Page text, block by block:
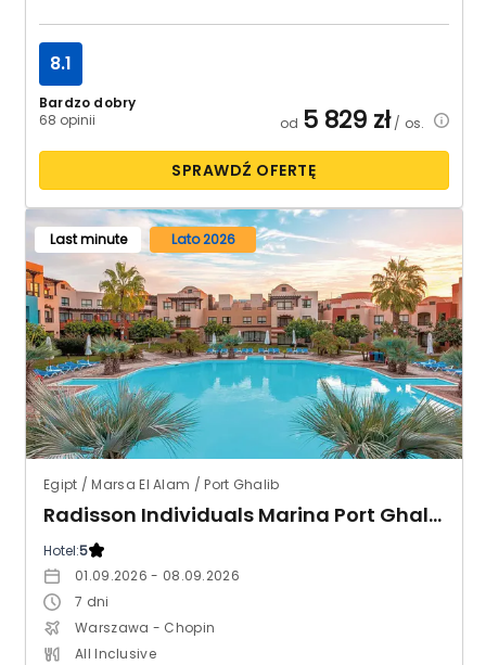
Bardzo dobry
68 opinii
8.1
od 5 829 zł/ os.
SPRAWDŹ OFERTĘ
Last minute Lato 2026
Egipt / Marsa El Alam / Port Ghalib
Radisson Individuals Marina Port Ghalib (ex. Sunrise Marina Resort)
Hotel:5
01.09.2026 - 08.09.2026
7 dni
Warszawa - Chopin
All Inclusive